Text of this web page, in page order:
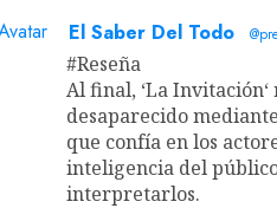
El Saber Del Todo
#Reseña
Al final, ‘La
desaparecido
que confía en los
inteligencia del
interpretarlos.